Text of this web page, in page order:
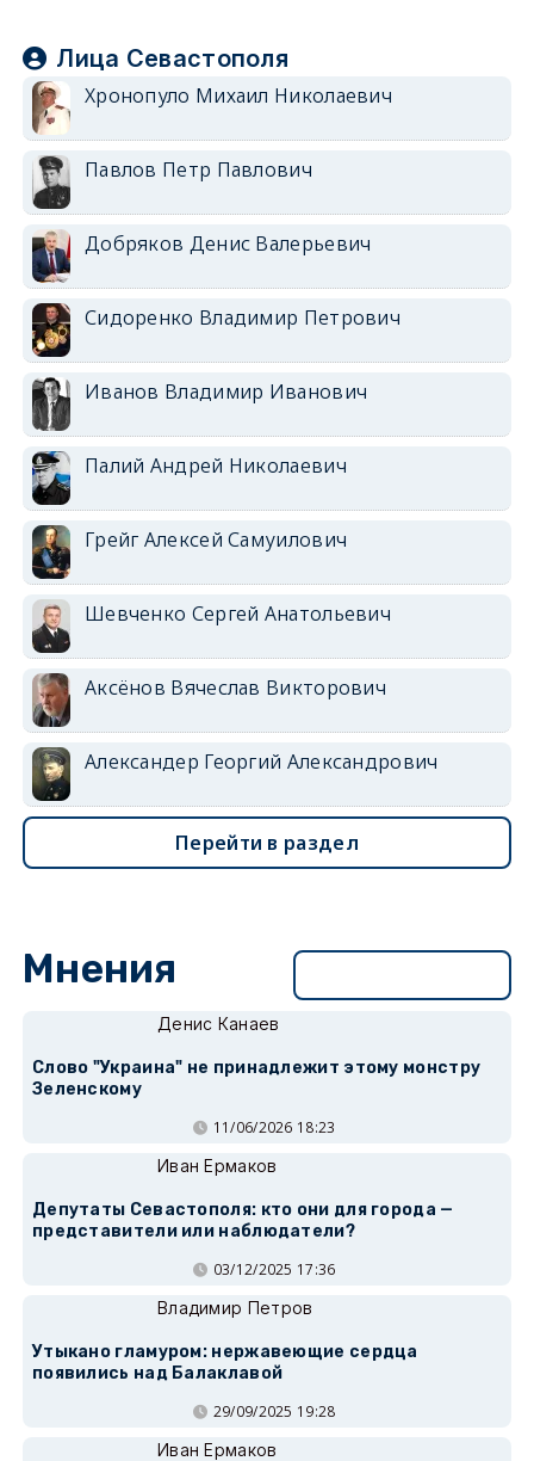
Лица Севастополя
Хронопуло Михаил Николаевич
Павлов Петр Павлович
Добряков Денис Валерьевич
Сидоренко Владимир Петрович
Иванов Владимир Иванович
Палий Андрей Николаевич
Грейг Алексей Самуилович
Шевченко Сергей Анатольевич
Аксёнов Вячеслав Викторович
Александер Георгий Александрович
Перейти в раздел
Мнения
Денис Канаев
Слово "Украина" не принадлежит этому монстру
Зеленскому
11/06/2026 18:23
Иван Ермаков
Депутаты Севастополя: кто они для города —
представители или наблюдатели?
03/12/2025 17:36
Владимир Петров
Утыкано гламуром: нержавеющие сердца
появились над Балаклавой
29/09/2025 19:28
Иван Ермаков